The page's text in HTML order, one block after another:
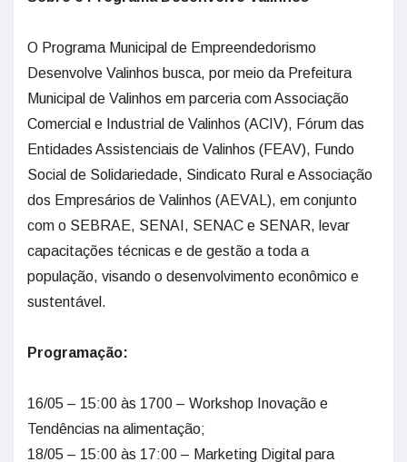
O Programa Municipal de Empreendedorismo
Desenvolve Valinhos busca, por meio da Prefeitura
Municipal de Valinhos em parceria com Associação
Comercial e Industrial de Valinhos (ACIV), Fórum das
Entidades Assistenciais de Valinhos (FEAV), Fundo
Social de Solidariedade, Sindicato Rural e Associação
dos Empresários de Valinhos (AEVAL), em conjunto
com o SEBRAE, SENAI, SENAC e SENAR, levar
capacitações técnicas e de gestão a toda a
população, visando o desenvolvimento econômico e
sustentável.
Programação:
16/05 – 15:00 às 1700 – Workshop Inovação e
Tendências na alimentação;
18/05 – 15:00 às 17:00 – Marketing Digital para